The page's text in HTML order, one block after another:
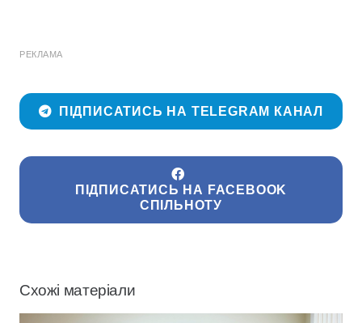
РЕКЛАМА
ПІДПИСАТИСЬ НА TELEGRAM КАНАЛ
ПІДПИСАТИСЬ НА FACEBOOK
СПІЛЬНОТУ
Схожі матеріали